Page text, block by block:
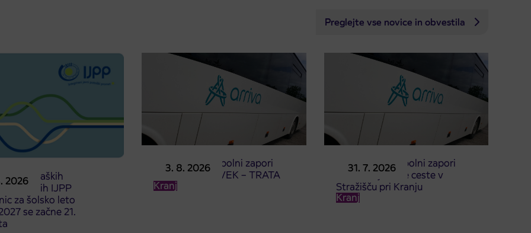
Preglejte vse novice in obvestila
2026 dijaških
IJPP
za šolsko leto
se začne 21.
3. 8. 2026
Obvestilo o popolni zapori
ceste ČEŠNJEVEK – TRATA
Kranj
31. 7. 2026
Obvestilo o popolni zapori
dela Škofjeloške ceste v
Stražišču pri Kranju
Kranj